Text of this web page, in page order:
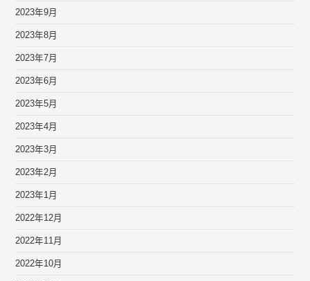
2023年9月
2023年8月
2023年7月
2023年6月
2023年5月
2023年4月
2023年3月
2023年2月
2023年1月
2022年12月
2022年11月
2022年10月